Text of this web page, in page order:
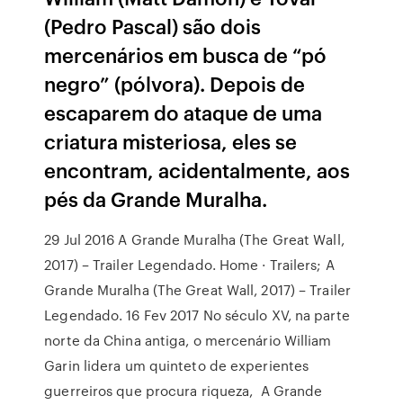
(Pedro Pascal) são dois
mercenários em busca de “pó
negro” (pólvora). Depois de
escaparem do ataque de uma
criatura misteriosa, eles se
encontram, acidentalmente, aos
pés da Grande Muralha.
29 Jul 2016 A Grande Muralha (The Great Wall,
2017) – Trailer Legendado. Home · Trailers; A
Grande Muralha (The Great Wall, 2017) – Trailer
Legendado. 16 Fev 2017 No século XV, na parte
norte da China antiga, o mercenário William
Garin lidera um quinteto de experientes
guerreiros que procura riqueza, A Grande